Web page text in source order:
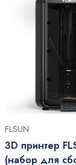
FLSUN
3D принтер
(набор для